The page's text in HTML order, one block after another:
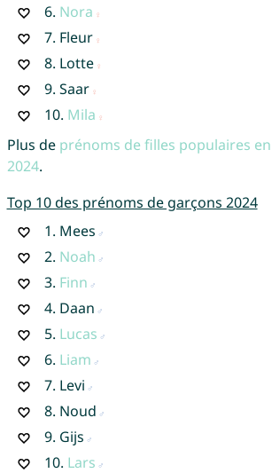
6. Nora
7. Fleur
8. Lotte
9. Saar
10. Mila
Plus de prénoms de filles populaires en
2024.
Top 10 des prénoms de garçons 2024
1. Mees
2. Noah
3. Finn
4. Daan
5. Lucas
6. Liam
7. Levi
8. Noud
9. Gijs
10. Lars